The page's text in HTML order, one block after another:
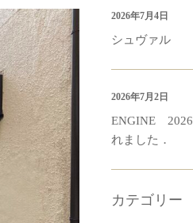
シュヴァル
2026年7月4日
ENGINE
れました．
2026年7月2日
カテゴリー